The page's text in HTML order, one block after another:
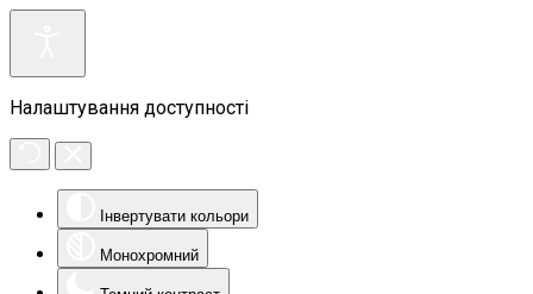
Налаштування доступності
Інвертувати кольори
Монохромний